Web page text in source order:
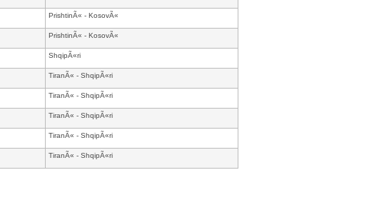
PrishtinÃ« - KosovÃ«
PrishtinÃ« - KosovÃ«
ShqipÃ«ri
TiranÃ« - ShqipÃ«ri
TiranÃ« - ShqipÃ«ri
TiranÃ« - ShqipÃ«ri
TiranÃ« - ShqipÃ«ri
TiranÃ« - ShqipÃ«ri